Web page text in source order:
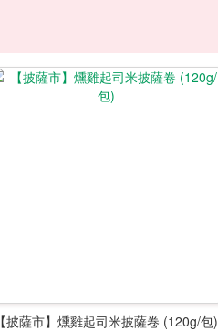
【披薩市】燻雞起司米披薩卷 (120g/包)